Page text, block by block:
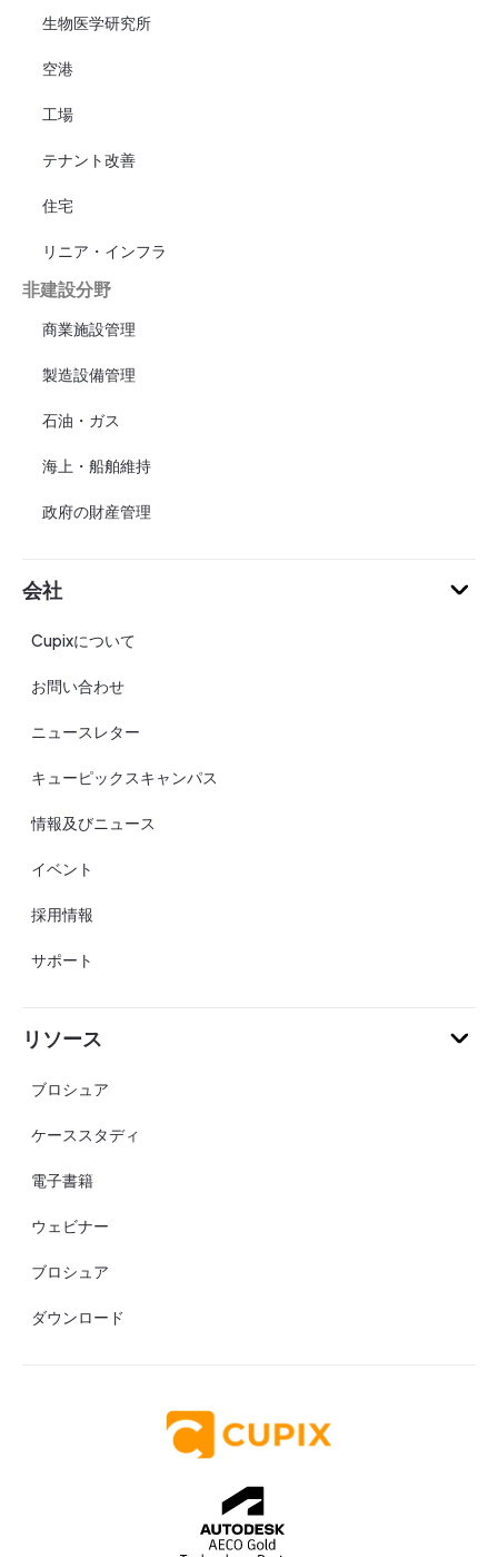
生物医学研究所
空港
工場
テナント改善
住宅
リニア・インフラ
非建設分野
商業施設管理
製造設備管理
石油・ガス
海上・船舶維持
政府の財産管理
会社
Cupixについて
お問い合わせ
ニュースレター
キューピックスキャンパス
情報及びニュース
イベント
採用情報
サポート
リソース
ブロシュア
ケーススタディ
電子書籍
ウェビナー
ブロシュア
ダウンロード